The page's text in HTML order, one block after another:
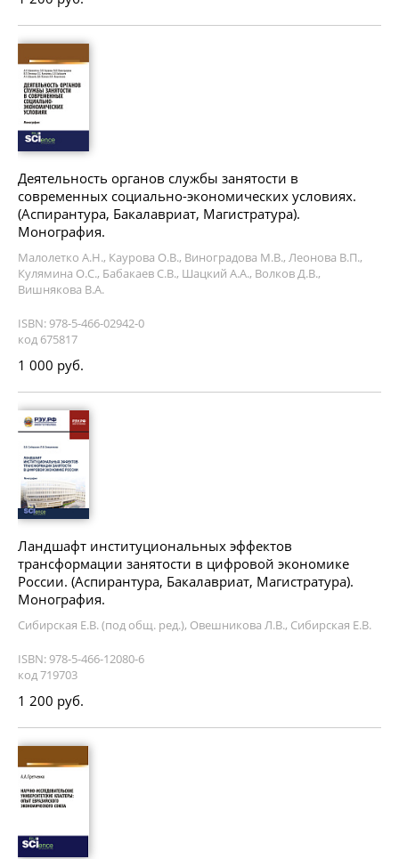
Деятельность органов службы занятости в
современных социально-экономических условиях.
(Аспирантура, Бакалавриат, Магистратура).
Монография.
Малолетко А.Н., Каурова О.В., Виноградова М.В., Леонова В.П.,
Кулямина О.С., Бабакаев С.В., Шацкий А.А., Волков Д.В.,
Вишнякова В.А.
ISBN: 978-5-466-02942-0
код 675817
1 000 руб.
Ландшафт институциональных эффектов
трансформации занятости в цифровой экономике
России. (Аспирантура, Бакалавриат, Магистратура).
Монография.
Сибирская Е.В. (под общ. ред.), Овешникова Л.В., Сибирская Е.В.
ISBN: 978-5-466-12080-6
код 719703
1 200 руб.